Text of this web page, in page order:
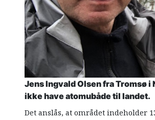
Jens Ingvald Olsen fra Tromsø i
ikke have atomubåde til landet.
Det anslås, at området indeholder